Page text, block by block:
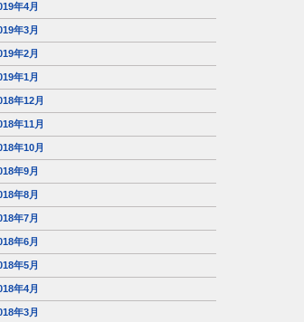
年4月
年3月
年2月
年1月
年12月
年11月
年10月
年9月
年8月
年7月
年6月
年5月
年4月
年3月